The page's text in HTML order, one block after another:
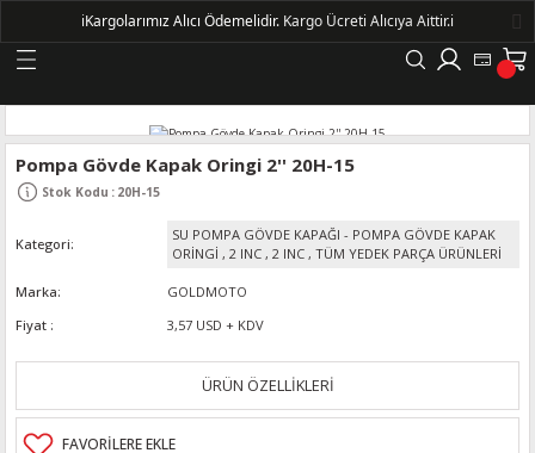
Geri Dön
KASNAKLI ALTERNATÖRLER - 1500
Pompa Gövde Kapak Oringi 2'' 20H-15
Stok Kodu : 20H-15
Kategori
SU POMPA GÖVDE KAPAĞI - POMPA GÖVDE KAPAK
ORİNGİ , 2 INC , 2 INC , TÜM YEDEK PARÇA ÜRÜNLERİ
Marka
GOLDMOTO
Fiyat
3,57 USD + KDV
ÜRÜN ÖZELLİKLERİ
ℹ️Kargolarımız Alıcı Ödemelidir. Kargo Ücreti Alıcıya Aittir.ℹ️